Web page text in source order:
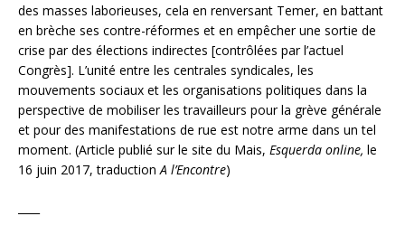
des masses laborieuses, cela en renversant Temer, en battant
en brèche ses contre-réformes et en empêcher une sortie de
crise par des élections indirectes [contrôlées par l’actuel
Congrès]. L’unité entre les centrales syndicales, les
mouvements sociaux et les organisations politiques dans la
perspective de mobiliser les travailleurs pour la grève générale
et pour des manifestations de rue est notre arme dans un tel
moment. (Article publié sur le site du Mais, Esquerda online, le
16 juin 2017, traduction A l’Encontre)